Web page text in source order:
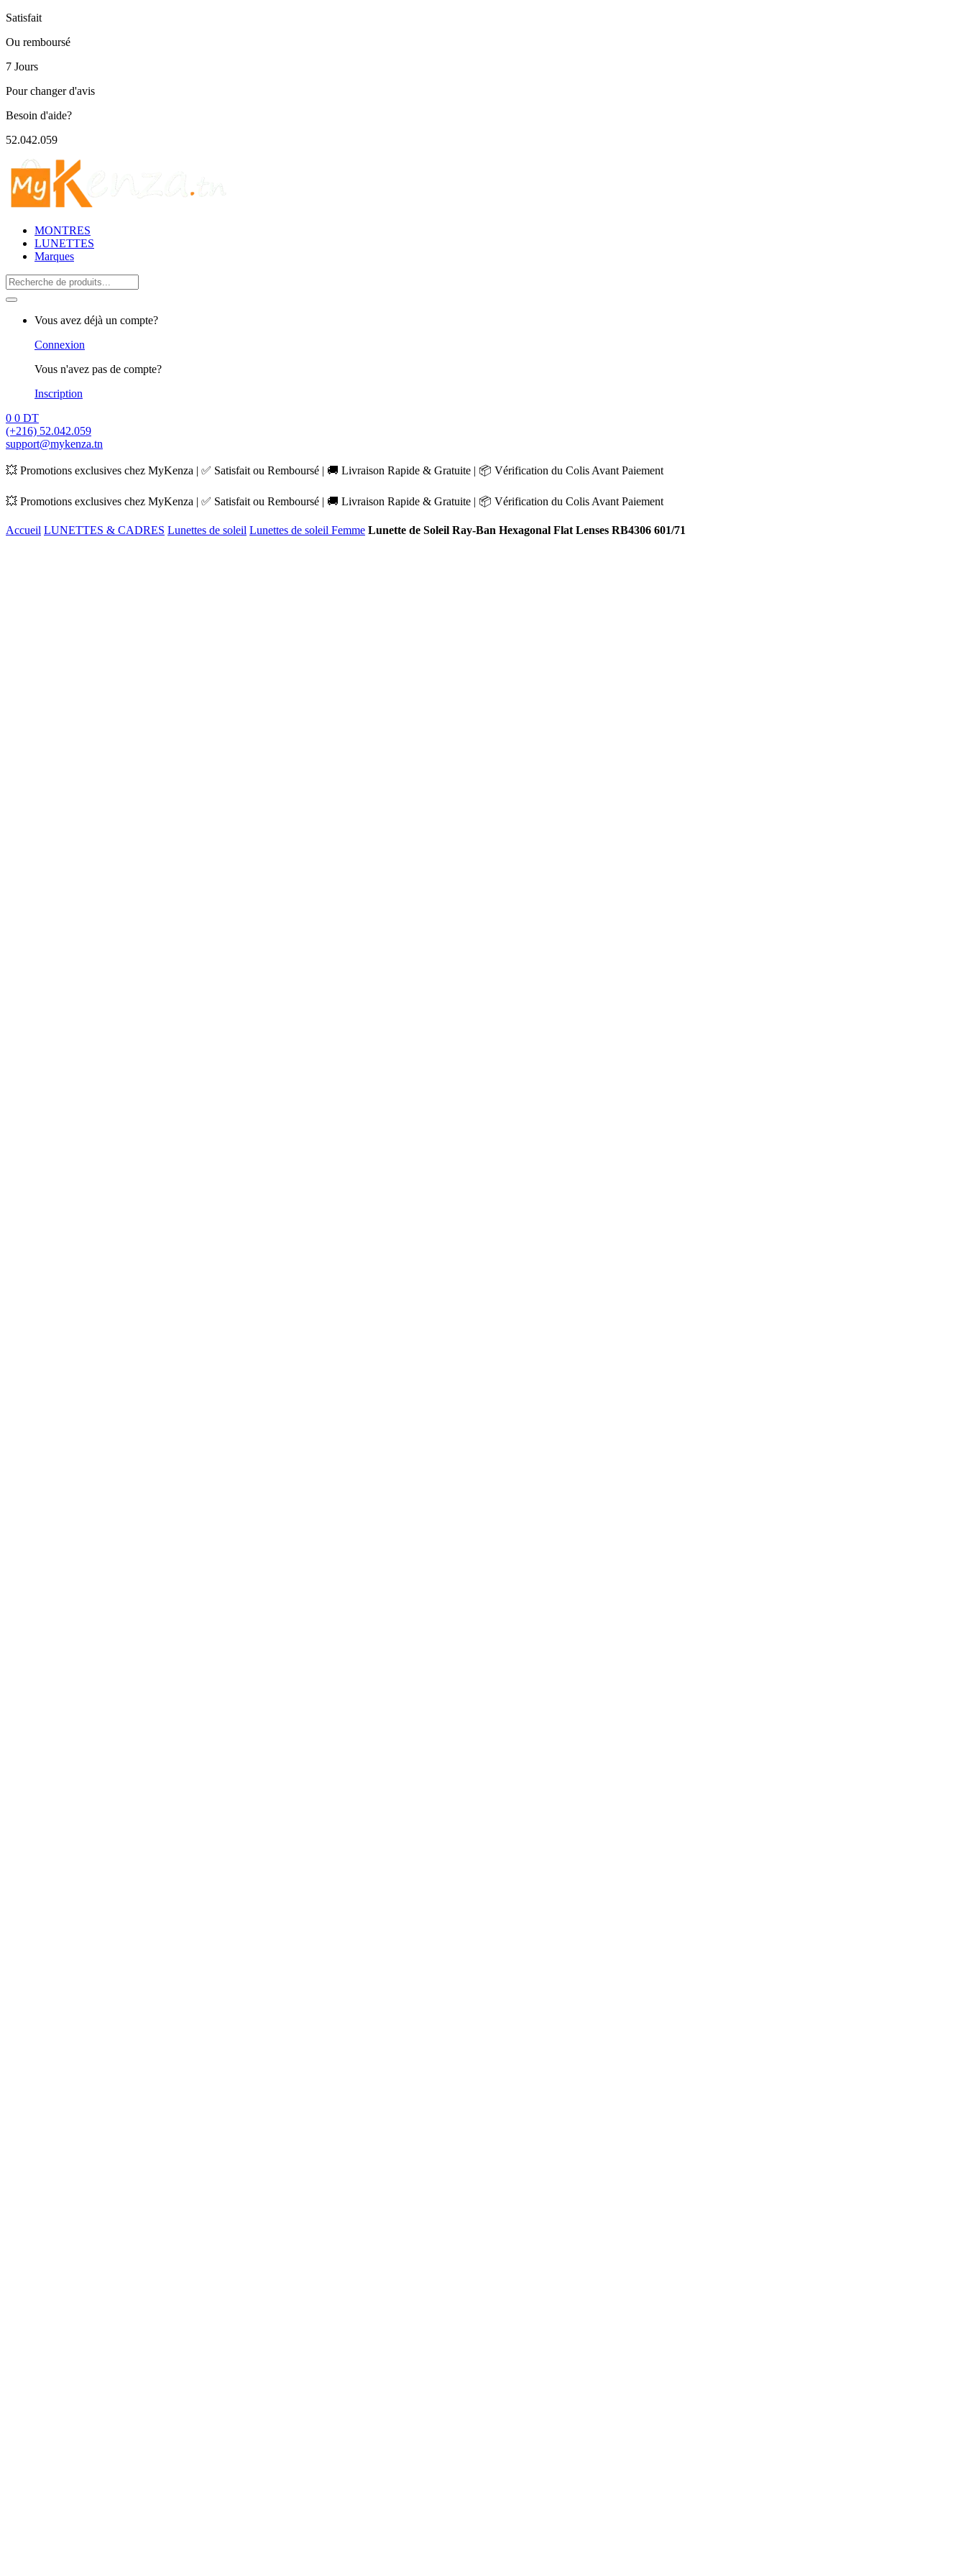
Satisfait
Ou remboursé
7 Jours
Pour changer d'avis
Besoin d'aide?
52.042.059
MONTRES
LUNETTES
Marques
Search
for:
Vous avez déjà un compte?
Connexion
Vous n'avez pas de compte?
Inscription
0 0 DT
(+216) 52.042.059
support@mykenza.tn
💥 Promotions exclusives chez MyKenza | ✅ Satisfait ou Remboursé | 🚚 Livraison Rapide & Gratuite | 📦 Vérification du Colis Avant Paiement
💥 Promotions exclusives chez MyKenza | ✅ Satisfait ou Remboursé | 🚚 Livraison Rapide & Gratuite | 📦 Vérification du Colis Avant Paiement
Accueil LUNETTES & CADRES Lunettes de soleil Lunettes de soleil Femme Lunette de Soleil Ray-Ban Hexagonal Flat Lenses RB4306 601/71